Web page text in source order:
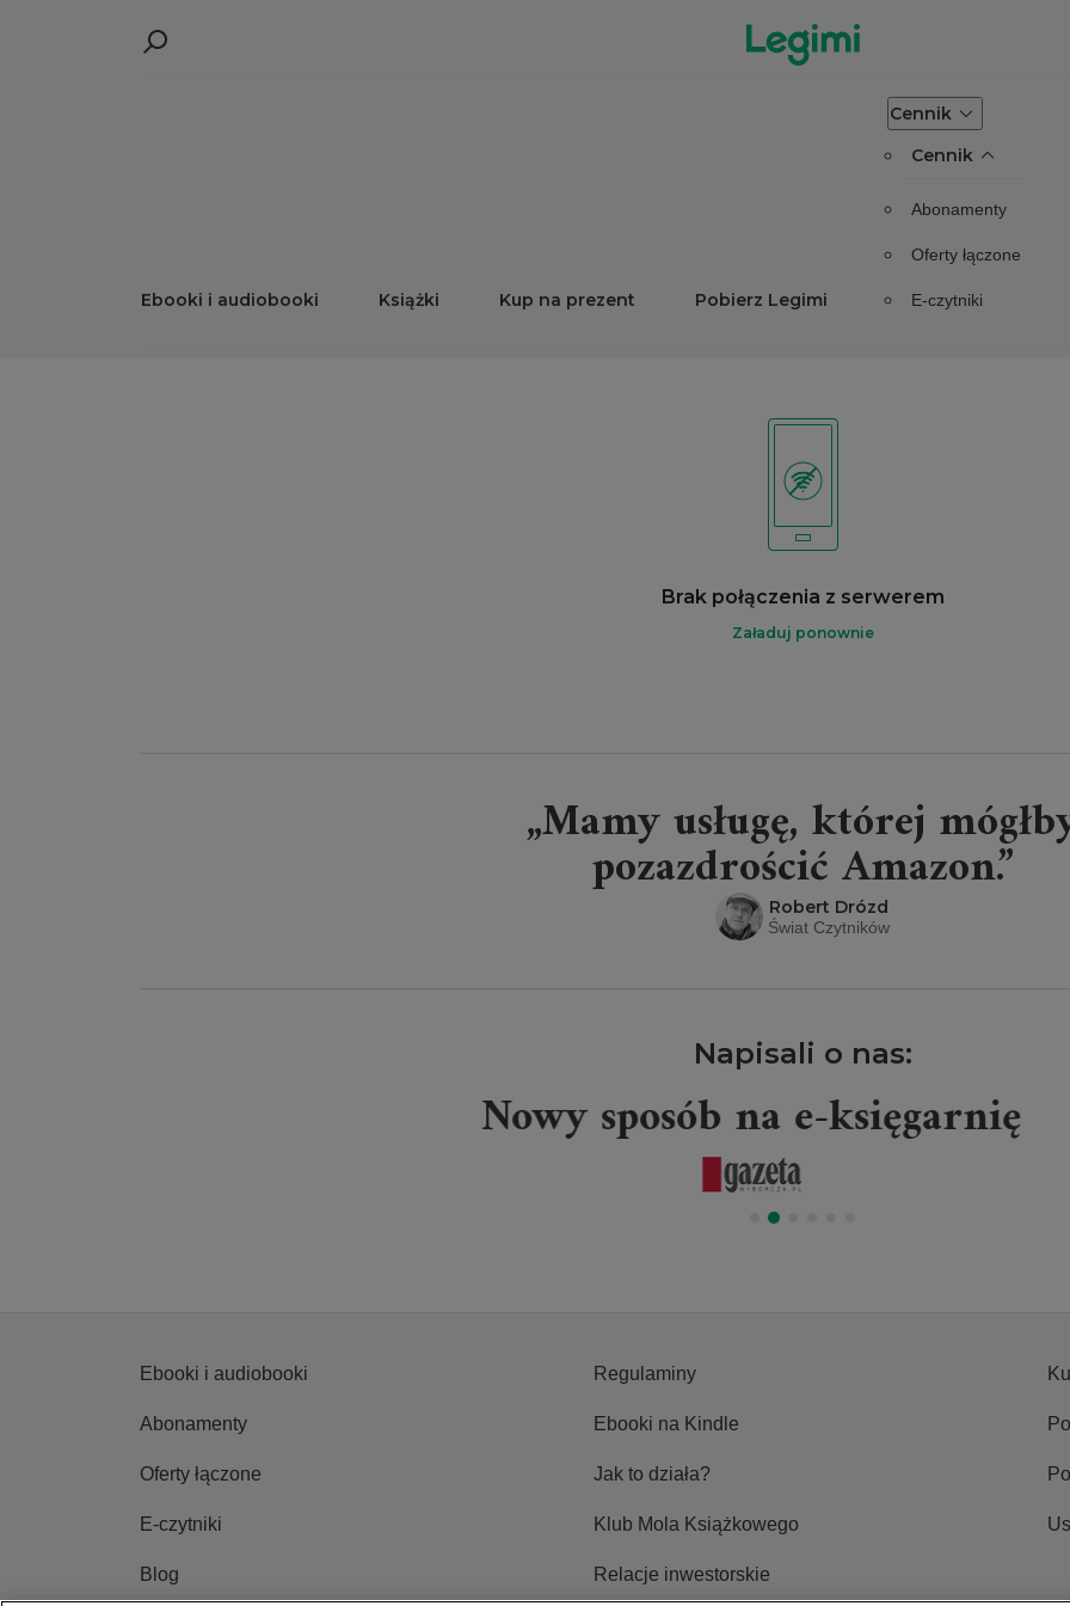
Ebooki i audiobooki Książki Kup na prezent Pobierz Legimi
Cennik
Cennik
Abonamenty
Oferty łączone
E-czytniki
Brak połączenia z serwerem
Załaduj ponownie
„Mamy usługę, której
pozazdrościć Amazon.”
Robert Drózd
Świat Czytników
Napisali o nas:
Ebooki i audiobooki Regulaminy
Abonamenty Ebooki na Kindle
Oferty łączone Jak to działa?
E-czytniki Klub Mola Książkowego
Blog Relacje inwestorskie